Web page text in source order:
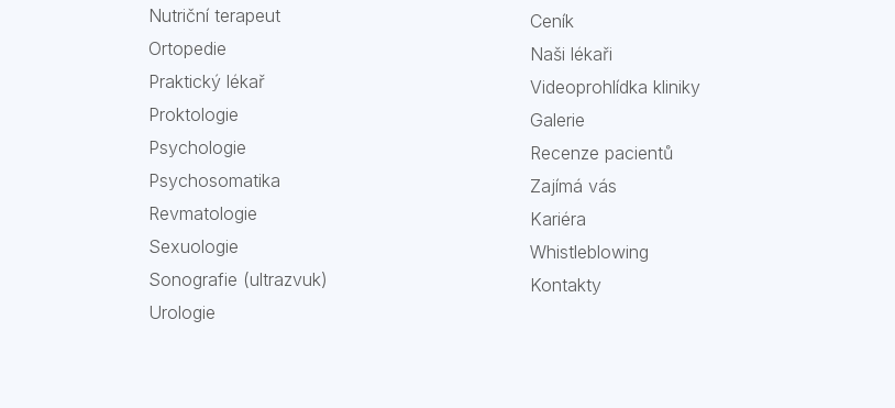
Nutriční terapeut
Ortopedie
Praktický lékař
Proktologie
Psychologie
Psychosomatika
Revmatologie
Sexuologie
Sonografie (ultrazvuk)
Urologie
Ceník
Naši lékaři
Videoprohlídka kliniky
Galerie
Recenze pacientů
Zajímá vás
Kariéra
Whistleblowing
Kontakty